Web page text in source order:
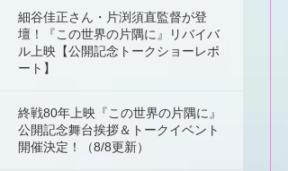
細谷佳正さん・片渕須直監督が登
壇！『この世界の片隅に』リバイバ
ル上映【公開記念トークショーレポ
ート】
終戦80年上映『この世界の片隅に』
公開記念舞台挨拶＆トークイベント
開催決定！（8/8更新）